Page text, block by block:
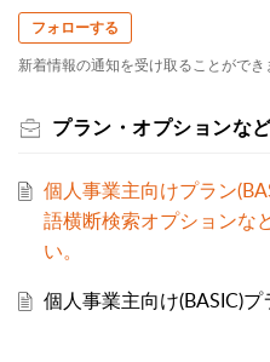
フォローする
新着情報の通知を受け取ることができ
プラン・オプションな
個人事業主向けプラン
語横断検索オプションな
い。
個人事業主向け(BASIC)